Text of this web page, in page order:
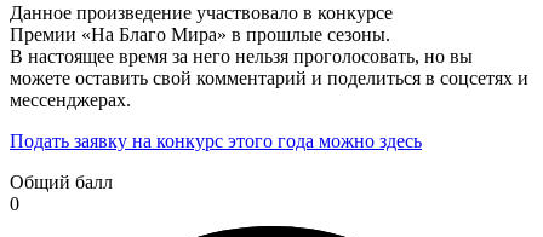
Данное произведение участвовало в конкурсе
Премии «На Благо Мира» в прошлые сезоны.
В настоящее время за него нельзя проголосовать, но вы
можете оставить свой комментарий и поделиться в соцсетях и
мессенджерах.
Подать заявку на конкурс этого года можно здесь
Общий балл
0